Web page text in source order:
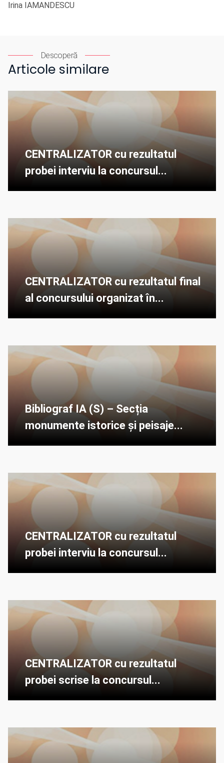
Irina IAMANDESCU
Descoperă
Articole similare
CENTRALIZATOR cu rezultatul
probei interviu la concursul...
CENTRALIZATOR cu rezultatul final
al concursului organizat în...
Bibliograf IA (S) – Secția
monumente istorice și peisaje...
CENTRALIZATOR cu rezultatul
probei interviu la concursul...
CENTRALIZATOR cu rezultatul
probei scrise la concursul...